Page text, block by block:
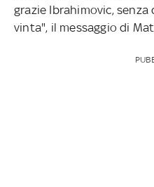
grazie Ibrahimovic, senza
vinta", il messaggio di